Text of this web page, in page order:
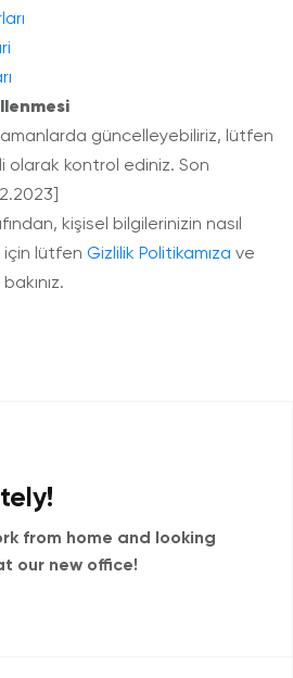
güncelleyebiliriz, lütfen
olarak kontrol ediniz. Son
kişisel bilgilerinizin nasıl
için lütfen Gizlilik Politikamıza ve
from home and looking
our new office!